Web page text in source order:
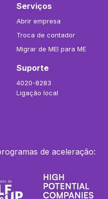
Serviços
Abrir empresa
Troca de contador
Migrar de MEI para ME
Suporte
4020-8283
Ligação local
de aceleração: